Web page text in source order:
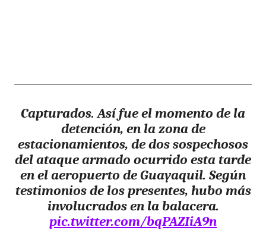
Capturados. Así fue el momento de la
detención, en la zona de
estacionamientos, de dos sospechosos
del ataque armado ocurrido esta tarde
en el aeropuerto de Guayaquil. Según
testimonios de los presentes, hubo más
involucrados en la balacera.
pic.twitter.com/bqPAZIiA9n